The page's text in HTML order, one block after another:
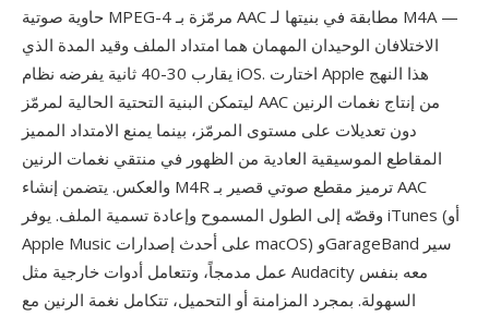
حاوية صوتية MPEG-4 مرمّزة بـ AAC مطابقة في بنيتها لـ M4A —
الاختلافان الوحيدان المهمان هما امتداد الملف وقيد المدة الذي
يقارب 30-40 ثانية يفرضه نظام iOS. اختارت Apple هذا النهج
ليتمكن البنية التحتية الحالية لمرمّز AAC من إنتاج نغمات الرنين
دون تعديلات على مستوى المرمّز، بينما يمنع الامتداد المميز
المقاطع الموسيقية العادية من الظهور في منتقي نغمات الرنين
والعكس. يتضمن إنشاء M4R ترميز مقطع صوتي قصير بـ AAC
وقصّه إلى الطول المسموح وإعادة تسمية الملف. يوفر iTunes (أو
Apple Music على أحدث إصدارات macOS) وGarageBand سير
عمل مدمجاً، وتتعامل أدوات خارجية مثل Audacity معه بنفس
السهولة. بمجرد المزامنة أو التحميل، تتكامل نغمة الرنين مع